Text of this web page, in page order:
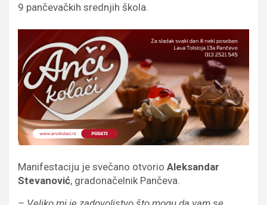
9 pančevačkih srednjih škola.
Manifestaciju je svečano otvorio Aleksandar
Stevanović, gradonačelnik Pančeva.